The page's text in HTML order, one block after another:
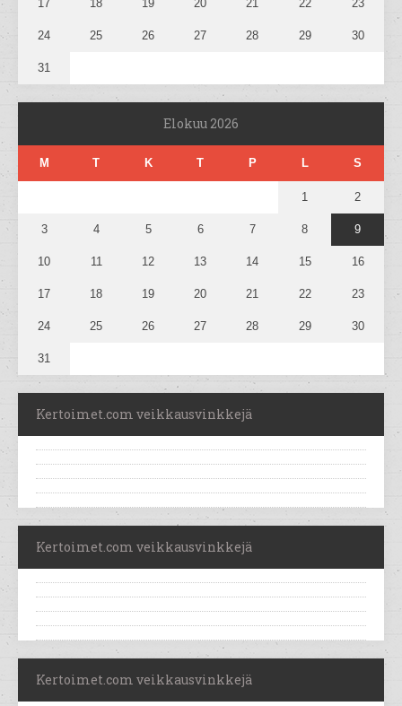
17 18 19 20 21 22 23
24 25 26 27 28 29 30
31
Elokuu 2026
M T K T P L S
1 2
3 4 5 6 7 8 9
10 11 12 13 14 15 16
17 18 19 20 21 22 23
24 25 26 27 28 29 30
31
Kertoimet.com veikkausvinkkejä
Kertoimet.com veikkausvinkkejä
Kertoimet.com veikkausvinkkejä